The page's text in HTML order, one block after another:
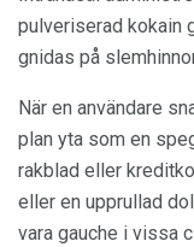
pulveriserad kokain
gnidas på
När en användare
plan yta som en
rakblad eller
eller en upprullad
vara gauche i vissa